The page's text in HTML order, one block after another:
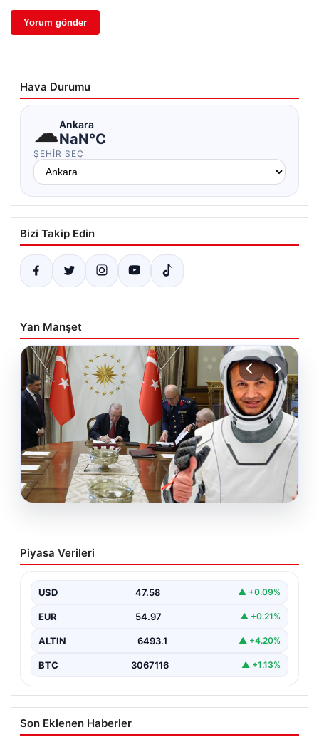
Hava Durumu
☁Ankara
NaN°C
ŞEHIR SEÇ
Bizi Takip Edin
Yan Manşet
Yüksek Askeri Şura (YAŞ) kararları
açıklandı, Alper Gezeravcı terfi etti
Piyasa Verileri
USD 47.58 ▲ +0.09%
EUR 54.97 ▲ +0.21%
ALTIN 6493.1 ▲ +4.20%
BTC 3067116 ▲ +1.13%
Son Eklenen Haberler